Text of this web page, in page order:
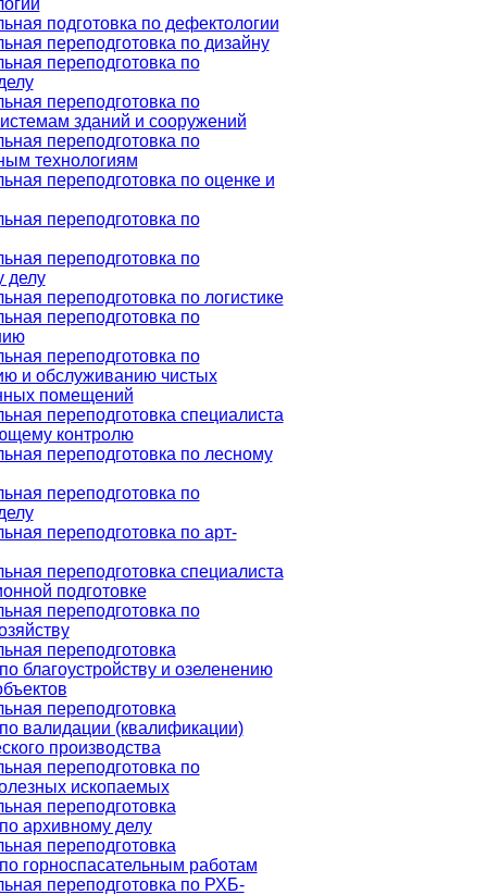
подготовка по дефектологии
переподготовка по дизайну
переподготовка по
переподготовка по
зданий и сооружений
переподготовка по
технологиям
переподготовка по оценке и
переподготовка по
переподготовка по
делу
переподготовка по логистике
переподготовка по
переподготовка по
и обслуживанию чистых
помещений
переподготовка специалиста
контролю
переподготовка по лесному
переподготовка по
переподготовка по арт-
переподготовка специалиста
подготовке
переподготовка по
переподготовка
благоустройству и озеленению
переподготовка
валидации (квалификации)
производства
переподготовка по
ископаемых
переподготовка
архивному делу
переподготовка
горноспасательным работам
переподготовка по РХБ-